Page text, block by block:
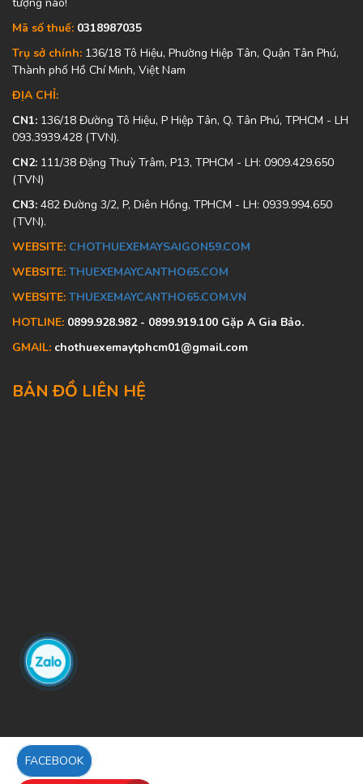
tượng nào!
Mã số thuế: 0318987035
Trụ sở chính: 136/18 Tô Hiệu, Phường Hiệp Tân, Quận Tân Phú,
Thành phố Hồ Chí Minh, Việt Nam
ĐỊA CHỈ:
CN1: 136/18 Đường Tô Hiệu, P Hiệp Tân, Q. Tân Phú, TPHCM - LH
093.3939.428 (TVN).
CN2: 111/38 Đặng Thuỳ Trâm, P13, TPHCM - LH: 0909.429.650
(TVN)
CN3: 482 Đường 3/2, P, Diên Hồng, TPHCM - LH: 0939.994.650
(TVN).
WEBSITE: CHOTHUEXEMAYSAIGON59.COM
WEBSITE: THUEXEMAYCANTHO65.COM
WEBSITE: THUEXEMAYCANTHO65.COM.VN
HOTLINE: 0899.928.982 - 0899.919.100 Gặp A Gia Bảo.
GMAIL: chothuexemaytphcm01@gmail.com
BẢN ĐỒ LIÊN HỆ
FACEBOOK